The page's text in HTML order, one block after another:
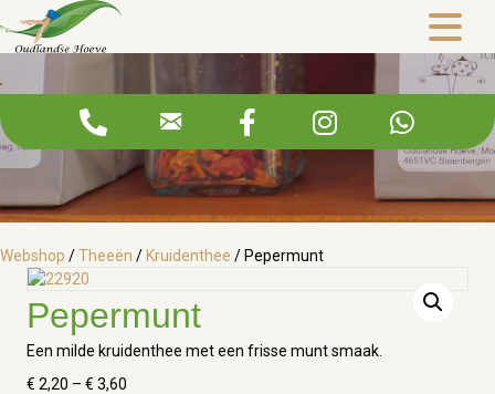
Pepermunt
Webshop /Theeën / Kruidenthee / Pepermunt
Pepermunt
Een milde kruidenthee met een frisse munt smaak.
€ 2,20 – € 3,60